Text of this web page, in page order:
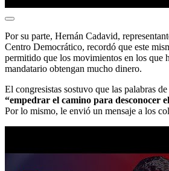
Por su parte, Hernán Cadavid,
Centro Democrático, recordó que este
permitido que los movimientos en los que
mandatario obtengan mucho dinero.
El congresistas sostuvo que las palabras
“empedrar el camino para desconocer
Por lo mismo, le envió un mensaje a los